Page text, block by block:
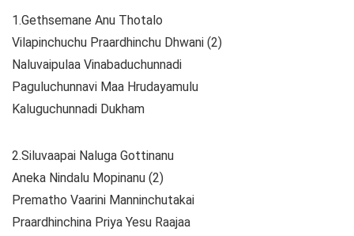
1.Gethsemane Anu Thotalo
Vilapinchuchu Praardhinchu Dhwani (2)
Naluvaipulaa Vinabaduchunnadi
Paguluchunnavi Maa Hrudayamulu
Kaluguchunnadi Dukham
2.Siluvaapai Naluga Gottinanu
Aneka Nindalu Mopinanu (2)
Prematho Vaarini Manninchutakai
Praardhinchina Priya Yesu Raajaa